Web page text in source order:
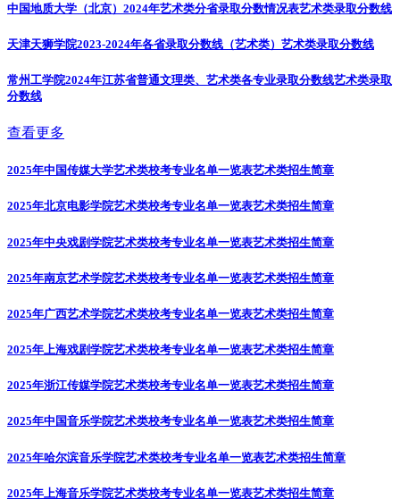
中国地质大学（北京）2024年艺术类分省录取分数情况表艺术类录取分数线
天津天狮学院2023-2024年各省录取分数线（艺术类） 艺术类录取分数线
常州工学院2024年江苏省普通文理类、艺术类各专业录取分数线艺术类录取
分数线
查看更多
2025年中国传媒大学艺术类校考专业名单一览表艺术类招生简章
2025年北京电影学院艺术类校考专业名单一览表艺术类招生简章
2025年中央戏剧学院艺术类校考专业名单一览表艺术类招生简章
2025年南京艺术学院艺术类校考专业名单一览表艺术类招生简章
2025年广西艺术学院艺术类校考专业名单一览表艺术类招生简章
2025年上海戏剧学院艺术类校考专业名单一览表艺术类招生简章
2025年浙江传媒学院艺术类校考专业名单一览表艺术类招生简章
2025年中国音乐学院艺术类校考专业名单一览表艺术类招生简章
2025年哈尔滨音乐学院艺术类校考专业名单一览表艺术类招生简章
2025年上海音乐学院艺术类校考专业名单一览表艺术类招生简章